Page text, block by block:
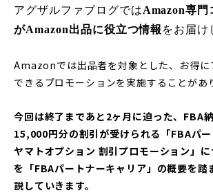
アグザルファブログではAmazon専門
がAmazon出品に役立つ情報 をお届け
Amazonでは出品者を対象とした、お得に
できるプロモーションを実施することがあ
今回は終了まであと2ヶ月に迫った、FBA
15,000円分の割引が受けられる「FBAパー
ヤマトオプション 割引プロモーション」
を「FBAパートナーキャリア」の概要を踏
説していきます。